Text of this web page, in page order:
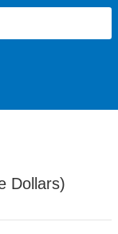
Dollars)